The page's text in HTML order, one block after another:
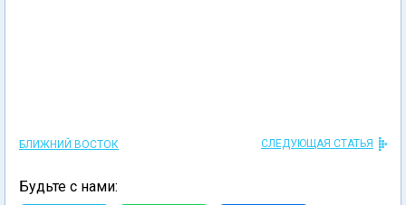
БЛИЖНИЙ ВОСТОК СЛЕДУЮЩАЯ СТАТЬЯ
Будьте с нами: